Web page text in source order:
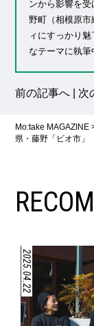
ンから影響を
野町（相模原
ィにすっかり
なテーマに執筆
前の記事へ 次
Mo:take MAGAZINE
県・藤野「ビオ市」
2025.04.22